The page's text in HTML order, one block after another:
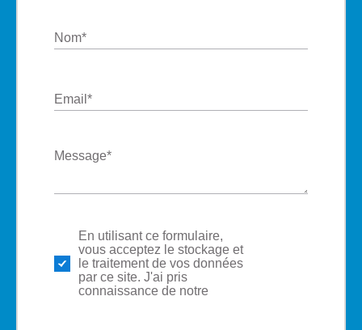
Nom*
Email *
Message*
En utilisant ce formulaire,
vous acceptez le stockage et
le traitement de vos données
par ce site. J'ai pris
connaissance de notre